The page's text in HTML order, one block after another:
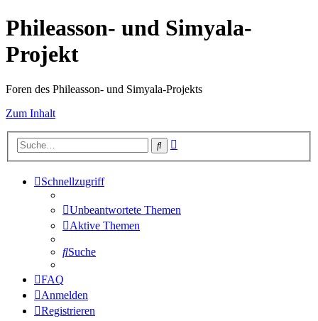
Phileasson- und Simyala-
Projekt
Foren des Phileasson- und Simyala-Projekts
Zum Inhalt
Suche
Schnellzugriff
Unbeantwortete Themen
Aktive Themen
Suche
FAQ
Anmelden
Registrieren